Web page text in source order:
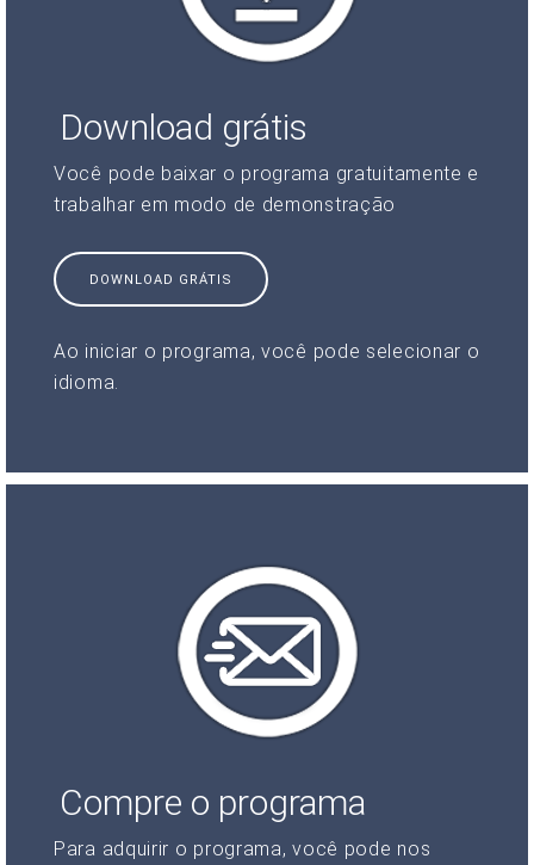
Download grátis
Você pode baixar o programa gratuitamente e
trabalhar em modo de demonstração
DOWNLOAD GRÁTIS
Ao iniciar o programa, você pode selecionar o
idioma.
Compre o programa
Para adquirir o programa, você pode nos